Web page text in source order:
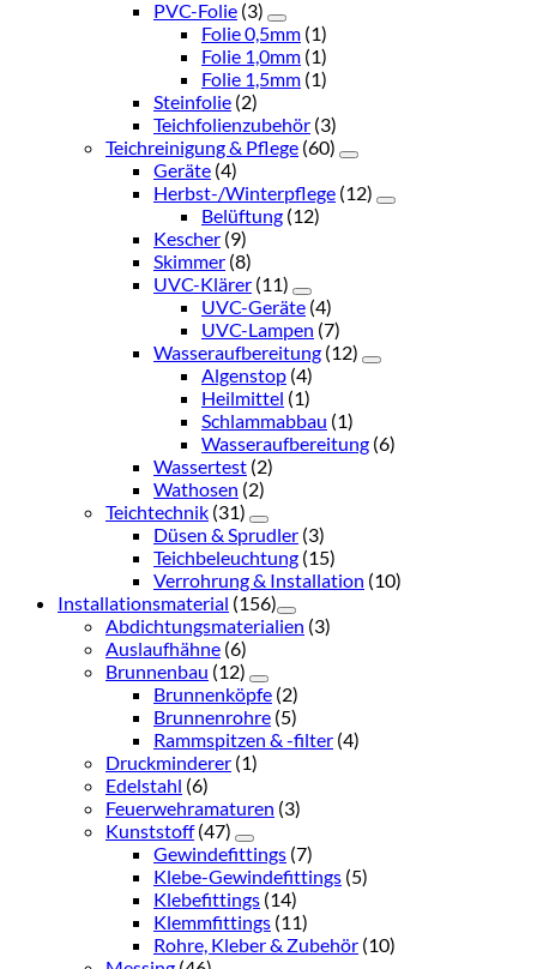
PVC-Folie (3)
Folie 0,5mm (1)
Folie 1,0mm (1)
Folie 1,5mm (1)
Steinfolie (2)
Teichfolienzubehör (3)
Teichreinigung & Pflege (60)
Geräte (4)
Herbst-/Winterpflege (12)
Belüftung (12)
Kescher (9)
Skimmer (8)
UVC-Klärer (11)
UVC-Geräte (4)
UVC-Lampen (7)
Wasseraufbereitung (12)
Algenstop (4)
Heilmittel (1)
Schlammabbau (1)
Wasseraufbereitung (6)
Wassertest (2)
Wathosen (2)
Teichtechnik (31)
Düsen & Sprudler (3)
Teichbeleuchtung (15)
Verrohrung & Installation (10)
Installationsmaterial (156)
Abdichtungsmaterialien (3)
Auslaufhähne (6)
Brunnenbau (12)
Brunnenköpfe (2)
Brunnenrohre (5)
Rammspitzen & -filter (4)
Druckminderer (1)
Edelstahl (6)
Feuerwehramaturen (3)
Kunststoff (47)
Gewindefittings (7)
Klebe-Gewindefittings (5)
Klebefittings (14)
Klemmfittings (11)
Rohre, Kleber & Zubehör (10)